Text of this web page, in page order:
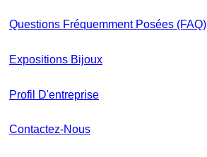
Questions Fréquemment Posées (FAQ)
Expositions Bijoux
Profil D'entreprise
Contactez-Nous